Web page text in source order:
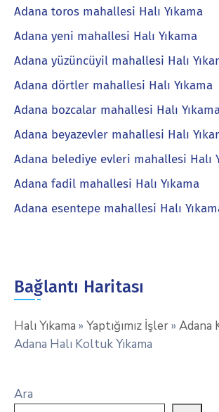
Adana toros mahallesi Halı Yıkama
Adana yeni mahallesi Halı Yıkama
Adana yüzüncüyil mahallesi Halı
Adana dörtler mahallesi Halı Yıkama
Adana bozcalar mahallesi Halı
Adana beyazevler mahallesi Halı
Adana belediye evleri mahallesi Halı
Adana fadil mahallesi Halı Yıkama
Adana esentepe mahallesi Halı
Bağlantı Haritası
Halı Yıkama » Yaptığımız İşler» Adana
Adana Halı Koltuk Yıkama
Ara